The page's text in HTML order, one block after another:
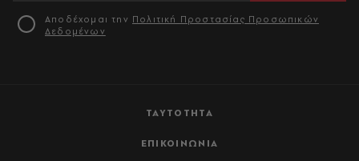
ΤΑΥΤΟΤΗΤΑ
ΕΠΙΚΟΙΝΩΝΙΑ
Αποδέχομαι την Πολιτική Προστασίας Προσωπικών
Δεδομένων